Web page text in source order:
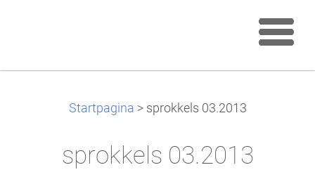
Startpagina > sprokkels 03.2013
sprokkels 03.2013